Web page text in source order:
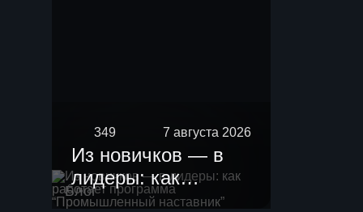
Блог
349 7 августа 2026
Из новичков — в
лидеры: как
работает